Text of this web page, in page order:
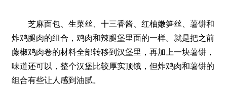
芝麻面包、生菜丝、十三香酱、红柚嫩笋丝、薯饼和
炸鸡腿肉的组合，鸡肉和辣腿堡里面的一样。就是把之前
藤椒鸡肉卷的材料全部转移到汉堡里，再加上一块薯饼，
味道还可以，整个汉堡比较厚实顶饿，但炸鸡肉和薯饼的
组合有些让人感到油腻。